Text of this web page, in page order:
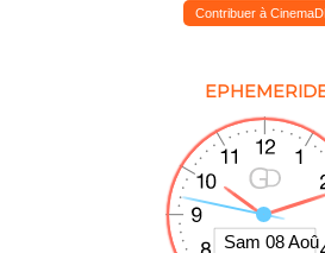
Contribuer à